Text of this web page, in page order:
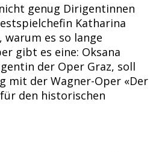
genug Dirigentinnen
Katharina
warum es so lange
gibt es eine: Oksana
der Oper Graz, soll
mit der Wagner-Oper «Der
den historischen